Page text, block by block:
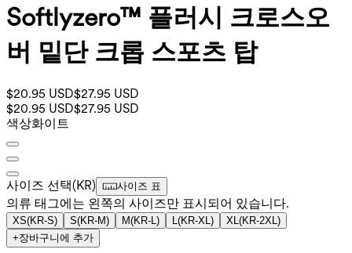
Softlyzero™ 플러시 크로스오
버 밑단 크롭 스포츠 탑
$20.95 USD$27.95 USD
$20.95 USD$27.95 USD
색상화이트
사이즈 선택(KR) 사이즈 표
의류 태그에는 왼쪽의 사이즈만 표시되어 있습니다.
XS(KR-S) S(KR-M) M(KR-L) L(KR-XL) XL(KR-2XL)
+장바구니에 추가